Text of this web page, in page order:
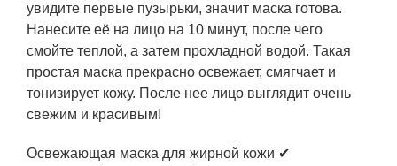
увидите первые пузырьки, значит маска готова.
Нанесите её на лицо на 10 минут, после чего
смойте теплой, а затем прохладной водой. Такая
простая маска прекрасно освежает, смягчает и
тонизирует кожу. После нее лицо выглядит очень
свежим и красивым!
Освежающая маска для жирной кожи ✔